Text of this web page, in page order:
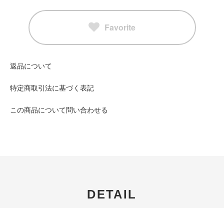
Favorite
返品について
特定商取引法に基づく表記
この商品について問い合わせる
DETAIL